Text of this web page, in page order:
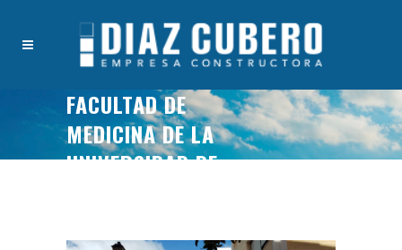
FACULTAD DE
MEDICINA DE LA
UNIVERSIDAD DE